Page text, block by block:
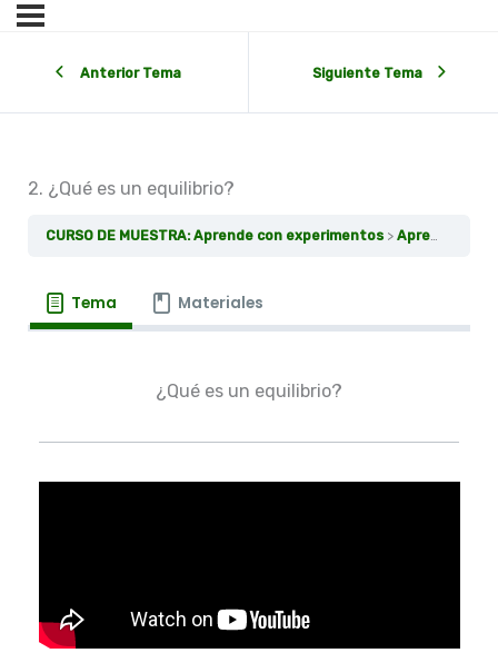
Anterior Tema Siguiente Tema
2. ¿Qué es un equilibrio?
CURSO DE MUESTRA: Aprende con experimentos Aprendiendo con Experimentos. Introducción.
Tema Materiales
¿Qué es un equilibrio?